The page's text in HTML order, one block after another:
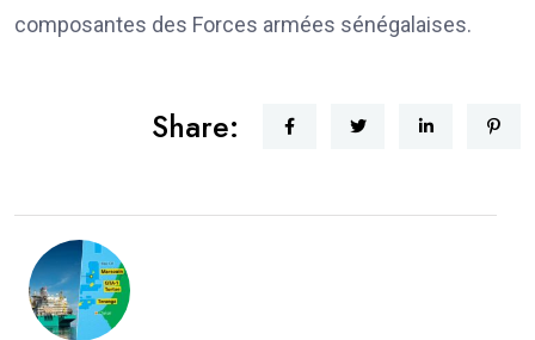
composantes des Forces armées sénégalaises.
Share: